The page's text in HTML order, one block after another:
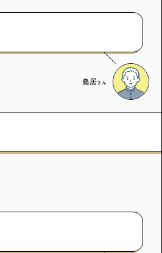
鳥居さん